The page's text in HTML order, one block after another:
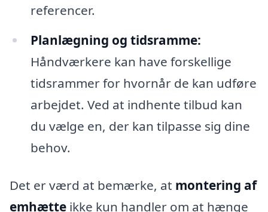
referencer.
Planlægning og tidsramme:
Håndværkere kan have forskellige
tidsrammer for hvornår de kan udføre
arbejdet. Ved at indhente tilbud kan
du vælge en, der kan tilpasse sig dine
behov.
Det er værd at bemærke, at montering af
emhætte ikke kun handler om at hænge